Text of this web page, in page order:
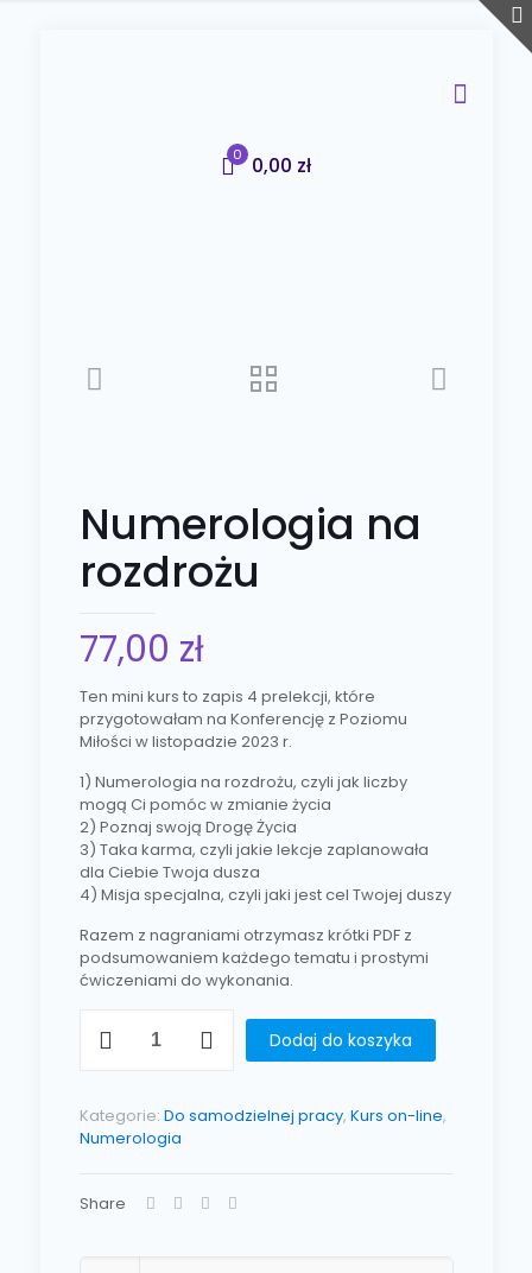
0 0,00 zł
Numerologia na
rozdrożu
77,00 zł
Ten mini kurs to zapis 4 prelekcji, które
przygotowałam na Konferencję z Poziomu
Miłości w listopadzie 2023 r.
1) Numerologia na rozdrożu, czyli jak liczby
mogą Ci pomóc w zmianie życia
2) Poznaj swoją Drogę Życia
3) Taka karma, czyli jakie lekcje zaplanowała
dla Ciebie Twoja dusza
4) Misja specjalna, czyli jaki jest cel Twojej duszy
Razem z nagraniami otrzymasz krótki PDF z
podsumowaniem każdego tematu i prostymi
ćwiczeniami do wykonania.
Dodaj do koszyka
Kategorie: Do samodzielnej pracy, Kurs on-line,
Numerologia
Share